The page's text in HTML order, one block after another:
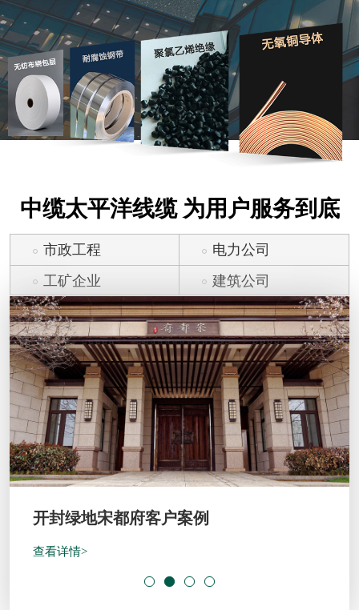
中缆太平洋线缆 为用户服务到底
市政工程
电力公司
工矿企业
建筑公司
开封绿地宋都府客户案例
查看详情>